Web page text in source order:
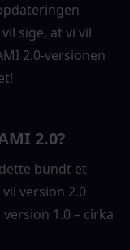
sige, at vi vil
2.0-versionen
2.0?
bundt et
version 2.0
1.0 – cirka